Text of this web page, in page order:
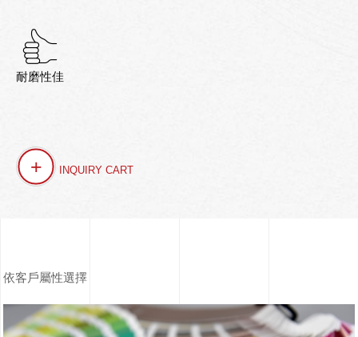
+ INQUIRY CART
耐磨性佳
依客戶屬性選擇